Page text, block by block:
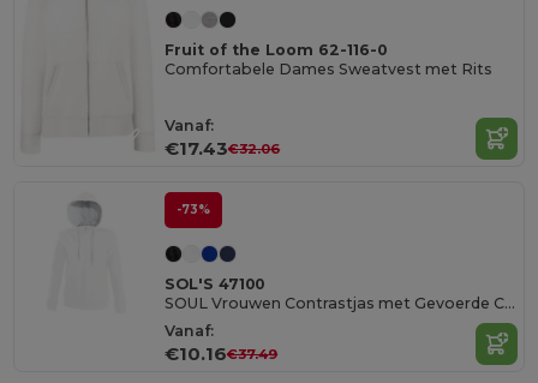
Fruit of the Loom 62-116-0
Comfortabele Dames Sweatvest met Rits
Vanaf:
€17.43€32.06
-73%
SOL'S 47100
SOUL Vrouwen Contrastjas met Gevoerde Capuchon
Vanaf:
€10.16€37.49